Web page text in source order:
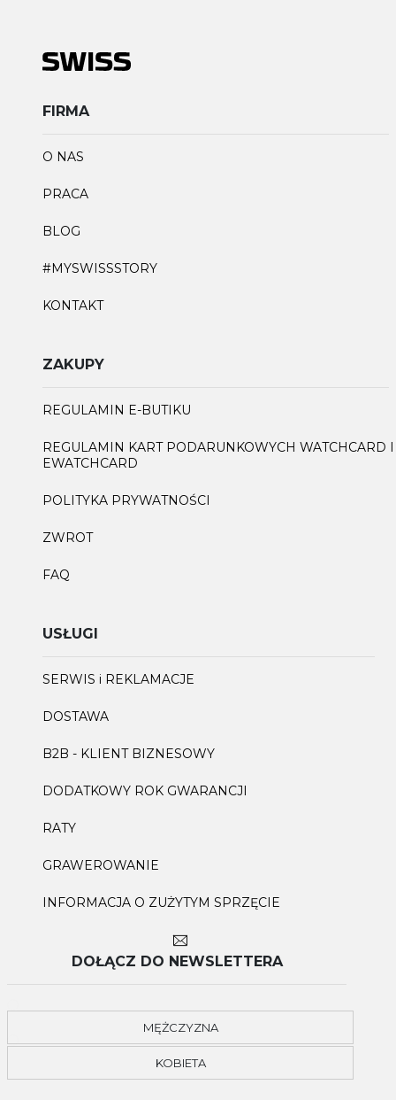
FIRMA
O NAS
PRACA
BLOG
#MYSWISSSTORY
KONTAKT
ZAKUPY
REGULAMIN E-BUTIKU
REGULAMIN KART PODARUNKOWYCH WATCHCARD I
EWATCHCARD
POLITYKA PRYWATNOŚCI
ZWROT
FAQ
USŁUGI
SERWIS i REKLAMACJE
DOSTAWA
B2B - KLIENT BIZNESOWY
DODATKOWY ROK GWARANCJI
RATY
GRAWEROWANIE
INFORMACJA O ZUŻYTYM SPRZĘCIE
DOŁĄCZ DO NEWSLETTERA
MĘŻCZYZNA
KOBIETA